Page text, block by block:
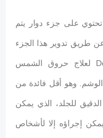
على جزء دوار يتم
طريق تدوير هذا الجزء
على سطح الجلد. يستخدم Dermabrasion لعلاج حروق الشمس
الوشم. وهو أقل فائدة من
للجلد، الذي يمكن
إجراؤه إلا لأشخاص